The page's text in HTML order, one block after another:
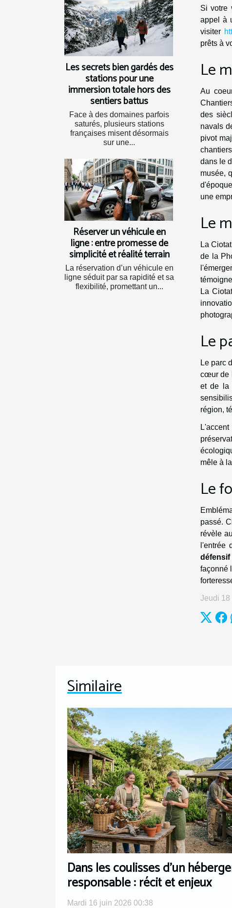
Les secrets bien gardés des
stations pour une
immersion totale hors des
sentiers battus
Face à des domaines parfois
saturés, plusieurs stations
françaises misent désormais
sur une...
Réserver un véhicule en
ligne : entre promesse de
simplicité et réalité terrain
La réservation d’un véhicule en
ligne séduit par sa rapidité et sa
flexibilité, promettant un...
Si votre
appel à
visiter
prêts à
Le
Au
des
navals
pivot
dans le
musée,
une
Le
La
de la
La
Le
Le parc
cœur de
et de
région,
mêle à
Le
passé.
révèle
l'entrée
défensif
façonné
Jeudi 18
Similaire
Dans les coulisses d’un
responsable : récit et enjeux
Mardi 16 juin 2026 00:38